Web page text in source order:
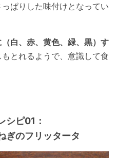
ぱりした味付けとなってい
（白、赤、黄色、緑、黒）す
とれるようで、意識して食
シピ01：
ぎのフリッタータ